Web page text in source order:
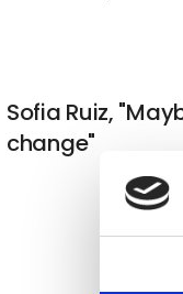
Sofia Ruiz,
change"